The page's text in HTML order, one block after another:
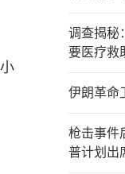
调查揭秘
要医疗救
伊朗革命
枪击事件
普计划出